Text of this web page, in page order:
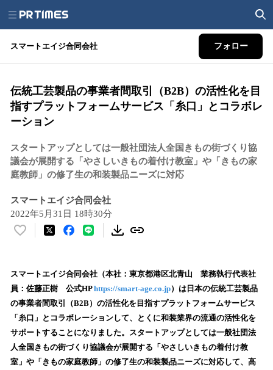
スマートエイジ合同会社 フォロー
伝統工芸製品の事業者間取引（B2B）の活性化を目
指すプラットフォームサービス「糸口」とコラボレ
ーション
スタートアップとしては一般社団法人全国きもの街づくり協
議会が展開する「やさしいきもの着付け教室」や「きもの家
庭教師」の修了生の和装製品ニーズに対応
スマートエイジ合同会社
2022年5月31日 18時30分
い
！
数
を
読
込
み
中
スマートエイジ合同会社（本社：東京都港区北青山 業務執行代表社
員：佐藤正樹 公式HPhttps://smart-age.co.jp）は日本の伝統工芸製品
の事業者間取引（B2B）の活性化を目指すプラットフォームサービス
「糸口」とコラボレーションして、とくに和装業界の流通の活性化を
サポートすることになりました。スタートアップとしては一般社団法
人全国きもの街づくり協議会が展開する「やさしいきもの着付け教
室」や「きもの家庭教師」の修了生の和装製品ニーズに対応して、高